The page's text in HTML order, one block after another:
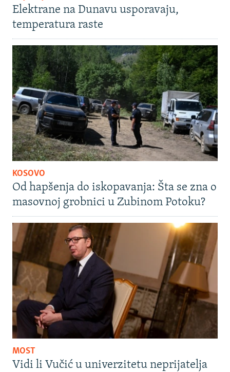
Elektrane na Dunavu usporavaju,
temperatura raste
KOSOVO
Od hapšenja do iskopavanja: Šta se zna o
masovnoj grobnici u Zubinom Potoku?
MOST
Vidi li Vučić u univerzitetu neprijatelja